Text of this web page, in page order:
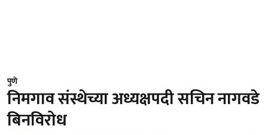
पुणे
निमगाव संस्थेच्या अध्यक्षपदी सचिन नागवडे
बिनविरोध